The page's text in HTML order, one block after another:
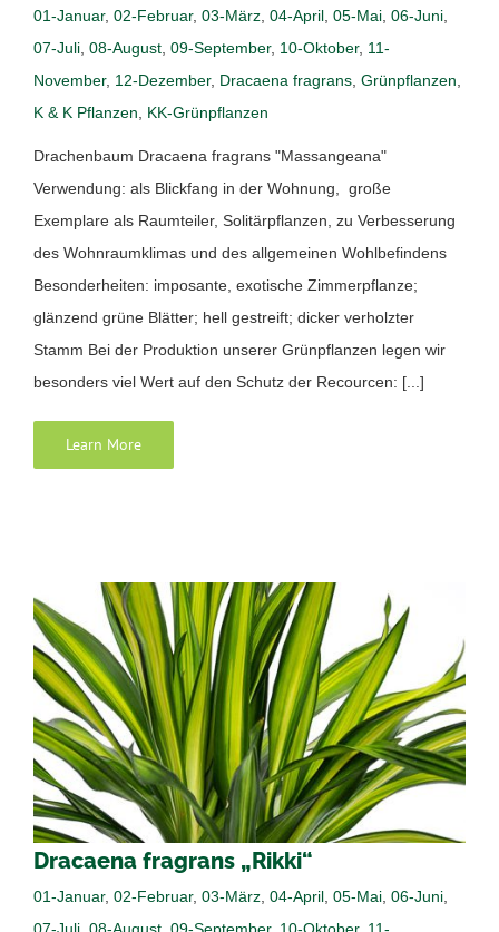
01-Januar, 02-Februar, 03-März, 04-April, 05-Mai, 06-Juni,
07-Juli, 08-August, 09-September, 10-Oktober, 11-
November, 12-Dezember, Dracaena fragrans, Grünpflanzen,
K & K Pflanzen, KK-Grünpflanzen
Drachenbaum Dracaena fragrans "Massangeana"
Verwendung: als Blickfang in der Wohnung, große
Exemplare als Raumteiler, Solitärpflanzen, zu Verbesserung
des Wohnraumklimas und des allgemeinen Wohlbefindens
Besonderheiten: imposante, exotische Zimmerpflanze;
glänzend grüne Blätter; hell gestreift; dicker verholzter
Stamm Bei der Produktion unserer Grünpflanzen legen wir
besonders viel Wert auf den Schutz der Recourcen: [...]
Learn More
Dracaena fragrans „Rikki“
01-Januar, 02-Februar, 03-März, 04-April, 05-Mai, 06-Juni,